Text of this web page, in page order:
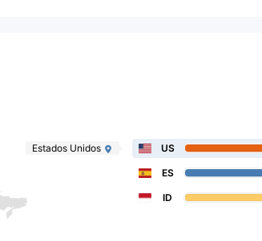
Estados Unidos US
ES
ID